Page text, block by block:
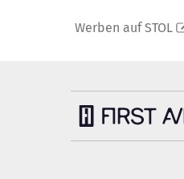
Werben auf STOL